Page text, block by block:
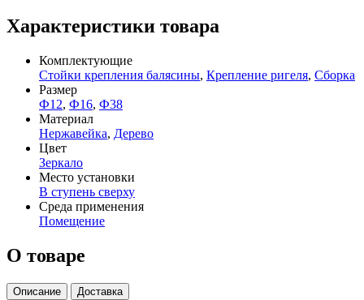
Характеристики товара
Комплектующие
Стойки крепления балясины, Крепление ригеля, Сборка
Размер
Ф12, Ф16, Ф38
Материал
Нержавейка, Дерево
Цвет
Зеркало
Место установки
В ступень сверху
Среда применения
Помещение
О товаре
Описание Доставка